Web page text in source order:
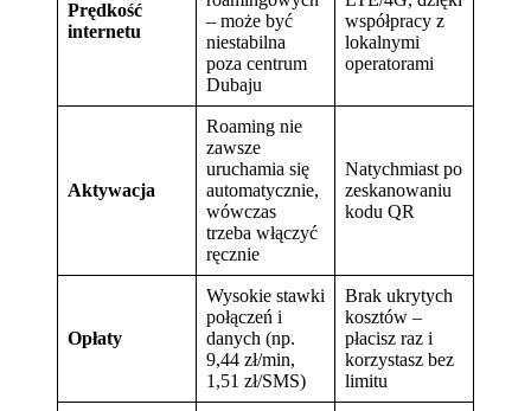
Prędkość
internetu
– może być
niestabilna
poza centrum
Dubaju
współpracy z
lokalnymi
operatorami
Aktywacja
Roaming nie
zawsze
uruchamia się
automatycznie,
wówczas
trzeba włączyć
ręcznie
Natychmiast po
zeskanowaniu
kodu QR
Opłaty
Wysokie stawki
połączeń i
danych (np.
9,44 zł/min,
1,51 zł/SMS)
Brak ukrytych
kosztów –
płacisz raz i
korzystasz bez
limitu